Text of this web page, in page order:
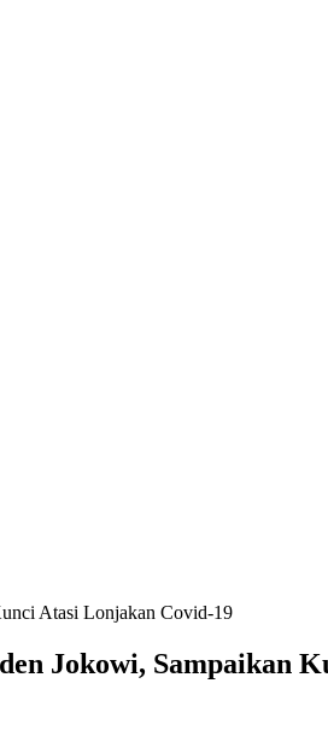
Atasi Lonjakan Covid-19
Jokowi, Sampaikan